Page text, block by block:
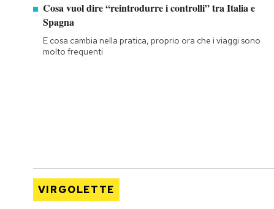
Cosa vuol dire “reintrodurre i controlli” tra Italia e
Spagna
E cosa cambia nella pratica, proprio ora che i viaggi sono
molto frequenti
VIRGOLETTE